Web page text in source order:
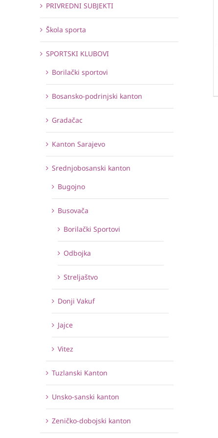
PRIVREDNI SUBJEKTI
Škola sporta
SPORTSKI KLUBOVI
Borilački sportovi
Bosansko-podrinjski kanton
Gradačac
Kanton Sarajevo
Srednjobosanski kanton
Bugojno
Busovača
Borilački Sportovi
Odbojka
Streljaštvo
Donji Vakuf
Jajce
Vitez
Tuzlanski Kanton
Unsko-sanski kanton
Zeničko-dobojski kanton